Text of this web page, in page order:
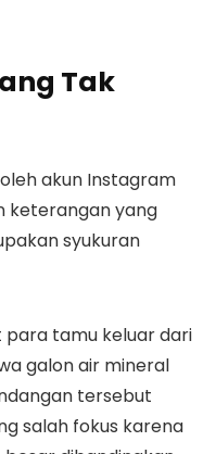
Tak
akun Instagram
keterangan yang
syukuran
tamu keluar dari
galon air mineral
tersebut
salah fokus karena